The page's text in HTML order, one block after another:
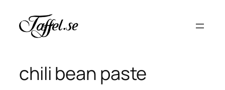
innehåll
chili bean paste